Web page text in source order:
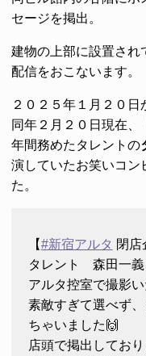
セージを掲出。
建物の上部に設置され
配信をおこないます。
２０２５年１月２０日
同年２月２０日現在、
年間務めたタレントの
演していたお笑いコン
た。
【#新宿アルタ 閉店
タレント 森田一義
アルタ控室で撮影
素敵すぎて選べず
ちゃいました🙌
店頭で掲出してお